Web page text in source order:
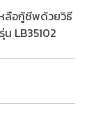
ลือกู้ชีพด้วยวิธี
น LB35102